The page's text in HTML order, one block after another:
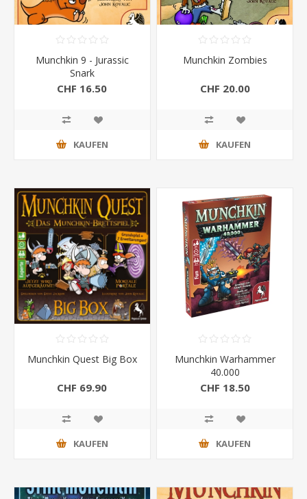
Munchkin 9 - Jurassic
Snark
CHF 16.50
KAUFEN
Munchkin Zombies
CHF 20.00
KAUFEN
Munchkin Quest Big Box
CHF 69.90
KAUFEN
Munchkin Warhammer
40.000
CHF 18.50
KAUFEN